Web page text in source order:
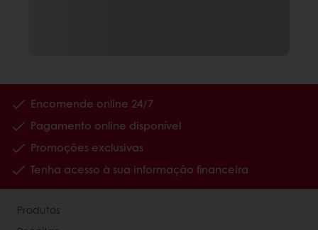
Encomende online 24/7
Pagamento online disponível
Promoções exclusivas
Tenha acesso à sua informação financeira
Produtos